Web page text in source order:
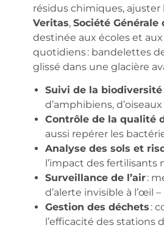
résidus chimiques,
Veritas, Société Générale
destinée aux écoles et
quotidiens : bandelettes
glissé dans une glacière
Suivi de la biodiversité
d’amphibiens,
Contrôle de la qualité
aussi repérer les
Analyse des sols et
l’impact des fertilisants
Surveillance de l’air:
d’alerte invisible à l’œil
Gestion des déchets :
l’efficacité des stations